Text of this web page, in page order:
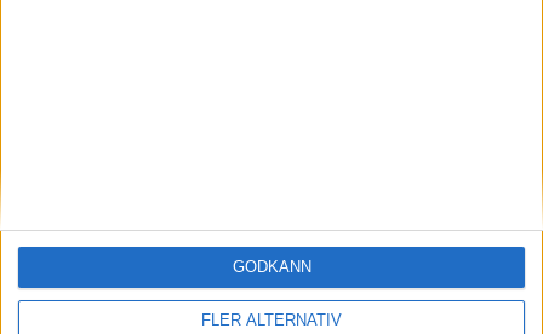
FLER ALTERNATIV
GODKÄNN
ASIEN
Berlin Marathon - ett lopp genom